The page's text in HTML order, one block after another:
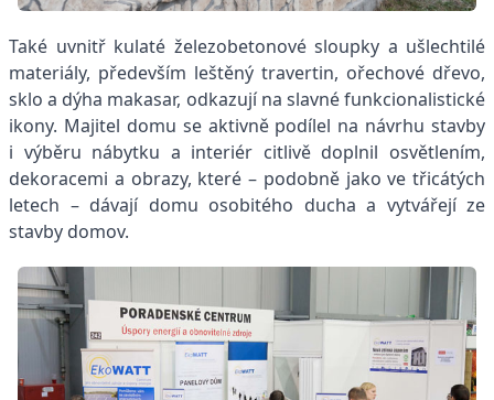
Také uvnitř kulaté železobetonové sloupky a ušlechtilé
materiály, především leštěný travertin, ořechové dřevo,
sklo a dýha makasar, odkazují na slavné funkcionalistické
ikony. Majitel domu se aktivně podílel na návrhu stavby
i výběru nábytku a interiér citlivě doplnil osvětlením,
dekoracemi a obrazy, které – podobně jako ve třicátých
letech – dávají domu osobitého ducha a vytvářejí ze
stavby domov.